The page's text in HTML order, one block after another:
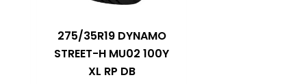
275/35R19 DYNAMO
STREET-H MU02 100Y
XL RP DB